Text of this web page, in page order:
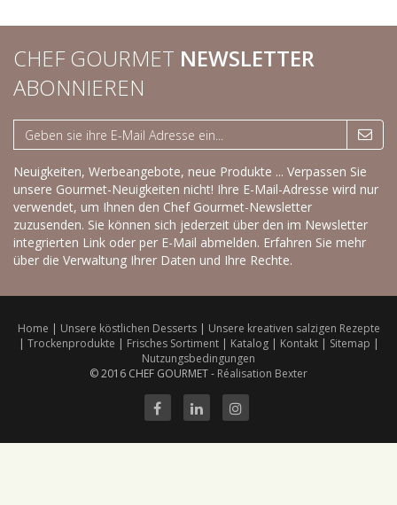
CHEF GOURMET NEWSLETTER
ABONNIEREN
Neuigkeiten, Werbeangebote, neue Produkte ... Verpassen Sie
unsere Gourmet-Neuigkeiten nicht! Ihre E-Mail-Adresse wird nur
verwendet, um Ihnen den Chef Gourmet-Newsletter
zuzusenden. Sie können sich jederzeit über den im Newsletter
integrierten Link oder per E-Mail abmelden. Erfahren Sie mehr
über die Verwaltung Ihrer Daten und Ihre Rechte.
Home | Unsere köstlichen Desserts | Unsere kreativen salzigen Rezepte
| Trockenprodukte | Frisches Sortiment | Katalog | Kontakt | Sitemap |
Nutzungsbedingungen
© 2016 CHEF GOURMET - Réalisation Bexter